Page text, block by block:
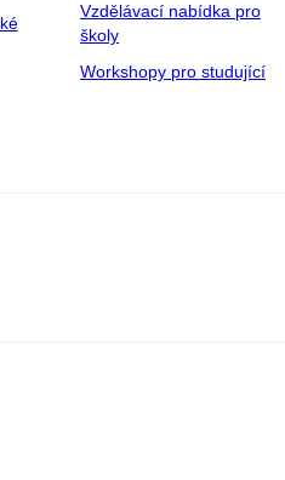
Vzdělávací nabídka pro
školy
Workshopy pro studující